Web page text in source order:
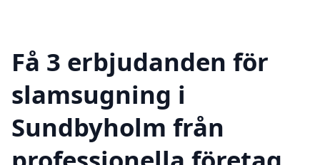
Få 3 erbjudanden för
slamsugning i
Sundbyholm från